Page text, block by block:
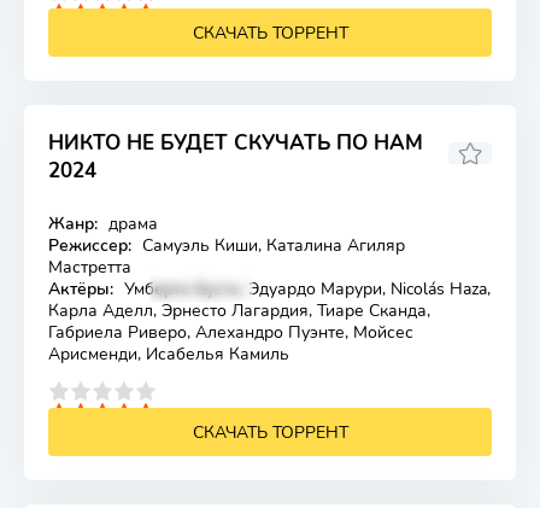
СКАЧАТЬ ТОРРЕНТ
НИКТО НЕ БУДЕТ СКУЧАТЬ ПО НАМ
2024
Жанр: драма
Режиссер: Самуэль Киши, Каталина Агиляр
Мастретта
Актёры: Умберто Бусто, Эдуардо Марури, Nicolás Haza,
Карла Аделл, Эрнесто Лагардия, Тиаре Сканда,
Габриела Риверо, Алехандро Пуэнте, Мойсес
Арисменди, Исабелья Камиль
СКАЧАТЬ ТОРРЕНТ